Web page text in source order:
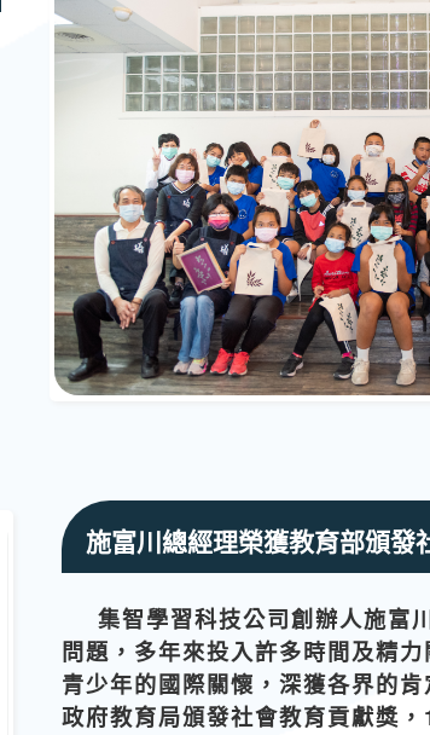
施富川總經理榮獲教育部頒發
集智學習科技公司創辦人施富
問題，多年來投入許多時間及精
青少年的國際關懷，深獲各界的
政府教育局頒發社會教育貢獻獎